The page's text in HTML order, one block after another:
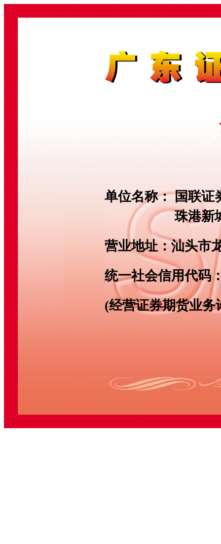
单位名称：国联证
珠港新
营业地址：汕头市
统一社会信用代码
(经营证券期货业务